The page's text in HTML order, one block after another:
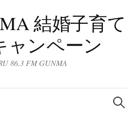
結婚子育て
ャンペーン
86.3 FM GUNMA
検
索: